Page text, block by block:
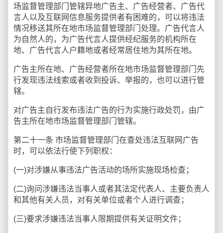
场监督管理部门管辖异地广告主、广告经营者、广告代
言人以及互联网信息服务提供者有困难的，可以将违法
情况移送其所在地市场监督管理部门处理。广告代言人
为自然人的，为广告代言人提供经纪服务的机构所在
地、广告代言人户籍地或者经常居住地为其所在地。
广告主所在地、广告经营者所在地市场监督管理部门先
行发现违法线索或者收到投诉、举报的，也可以进行管
辖。
对广告主自行发布违法广告的行为实施行政处罚，由广
告主所在地市场监督管理部门管辖。
第二十一条 市场监督管理部门在查处违法互联网广告
时，可以依法行使下列职权：
(一)对涉嫌从事违法广告活动的场所实施现场检查；
(二)询问涉嫌违法当事人或者其法定代表人、主要负责人
和其他有关人员，对有关单位或者个人进行调查；
(三)要求涉嫌违法当事人限期提供有关证明文件；